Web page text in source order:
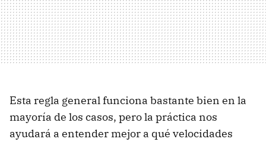
Esta regla general funciona bastante bien en la
mayoría de los casos, pero la práctica nos
ayudará a entender mejor a qué velocidades